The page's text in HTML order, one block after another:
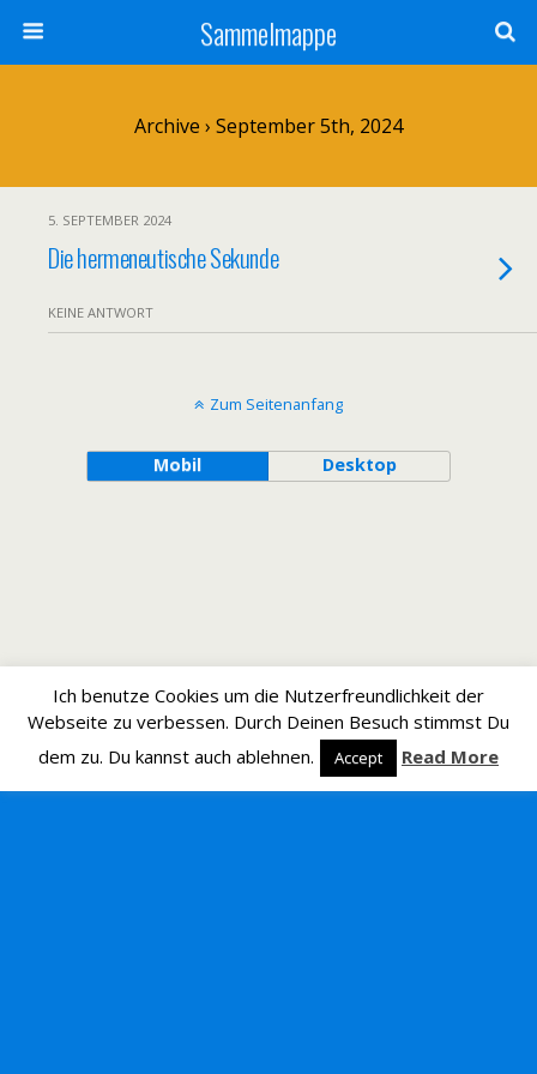
Sammelmappe
Archive › September 5th, 2024
5. SEPTEMBER 2024
Die hermeneutische Sekunde
KEINE ANTWORT
Zum Seitenanfang
Mobil Desktop
Ich benutze Cookies um die Nutzerfreundlichkeit der
Webseite zu verbessen. Durch Deinen Besuch stimmst Du
dem zu. Du kannst auch ablehnen.
Accept Read More